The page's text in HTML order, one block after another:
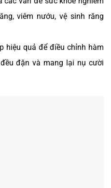
viêm nướu, vệ sinh răng
hiệu quả để điều chỉnh hàm
đặn và mang lại nụ cười